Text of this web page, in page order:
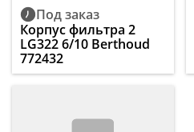
Под заказ
Корпус фильтра 2
LG322 6/10 Berthoud
772432